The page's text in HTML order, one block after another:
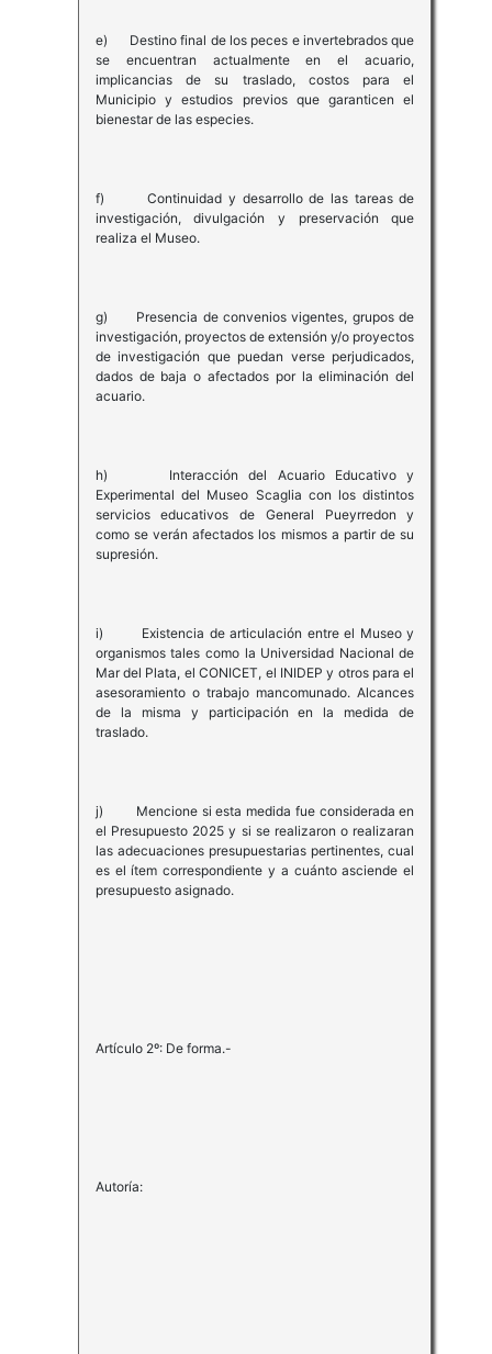
e) Destino final de los peces e invertebrados que
se encuentran actualmente en el acuario,
implicancias de su traslado, costos para el
Municipio y estudios previos que garanticen el
bienestar de las especies.
f) Continuidad y desarrollo de las tareas de
investigación, divulgación y preservación que
realiza el Museo.
g) Presencia de convenios vigentes, grupos de
investigación, proyectos de extensión y/o proyectos
de investigación que puedan verse perjudicados,
dados de baja o afectados por la eliminación del
acuario.
h) Interacción del Acuario Educativo y
Experimental del Museo Scaglia con los distintos
servicios educativos de General Pueyrredon y
como se verán afectados los mismos a partir de su
supresión.
i) Existencia de articulación entre el Museo y
organismos tales como la Universidad Nacional de
Mar del Plata, el CONICET, el INIDEP y otros para el
asesoramiento o trabajo mancomunado. Alcances
de la misma y participación en la medida de
traslado.
j) Mencione si esta medida fue considerada en
el Presupuesto 2025 y si se realizaron o realizaran
las adecuaciones presupuestarias pertinentes, cual
es el ítem correspondiente y a cuánto asciende el
presupuesto asignado.
Artículo 2º: De forma.-
Autoría: